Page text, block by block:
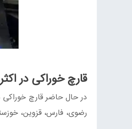
قارچ خوراکی در
در حال حاضر قارچ خوراکی
رضوی، فارس، قزوین،